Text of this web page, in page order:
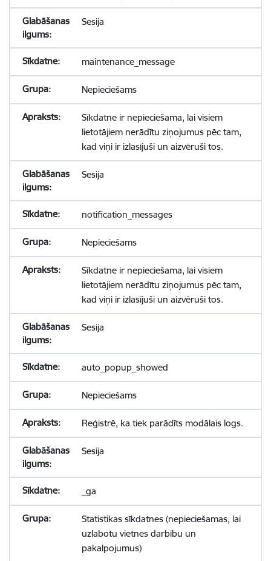
Sesija
maintenance_message
Nepieciešams
Sīkdatne ir nepieciešama, lai visiem
lietotājiem nerādītu ziņojumus pēc tam,
kad viņi ir izlasījuši un aizvēruši tos.
Sesija
notification_messages
Nepieciešams
Sīkdatne ir nepieciešama, lai visiem
lietotājiem nerādītu ziņojumus pēc tam,
kad viņi ir izlasījuši un aizvēruši tos.
Sesija
auto_popup_showed
Nepieciešams
Reģistrē, ka tiek parādīts modālais logs.
Sesija
_ga
Statistikas sīkdatnes (nepieciešamas, lai
uzlabotu vietnes darbību un
pakalpojumus)